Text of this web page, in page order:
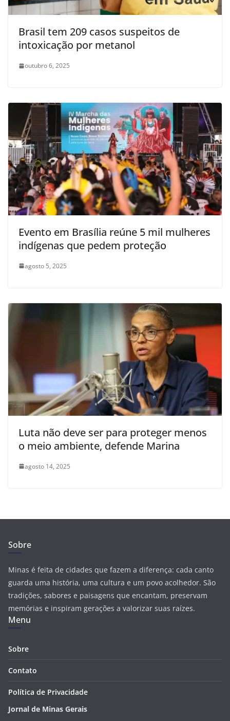
Brasil tem 209 casos suspeitos de
intoxicação por metanol
outubro 6, 2025
Evento em Brasília reúne 5 mil mulheres
indígenas que pedem proteção
agosto 5, 2025
Luta não deve ser para proteger menos
o meio ambiente, defende Marina
agosto 14, 2025
Sobre
Minas é feita de cidades que fazem a diferença: cada canto
guarda uma história, uma cultura e um povo acolhedor. São
tradições, sabores e paisagens que encantam, preservam
memórias e inspiram gerações a valorizar suas raízes.
Menu
Sobre
Contato
Política de Privacidade
Jornal de Minas Gerais